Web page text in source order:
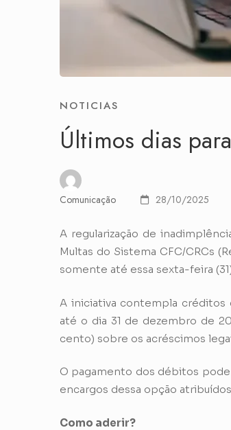
NOTICIAS
Últimos dias
Comunicação 28/10/2025
A regularização de
Multas do Sistema CFC/CRCs
somente até essa sexta-feira
A iniciativa contempla créditos
até o dia 31 de dezembro de
cento) sobre os acréscimos
O pagamento dos débitos
encargos dessa opção
Como aderir?